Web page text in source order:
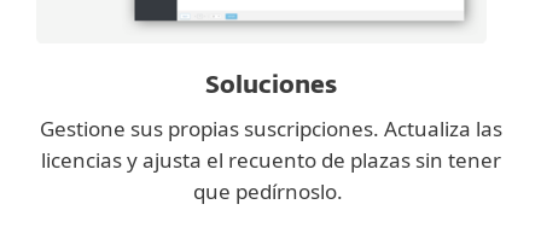
Soluciones
Gestione sus propias suscripciones. Actualiza las
licencias y ajusta el recuento de plazas sin tener
que pedírnoslo.